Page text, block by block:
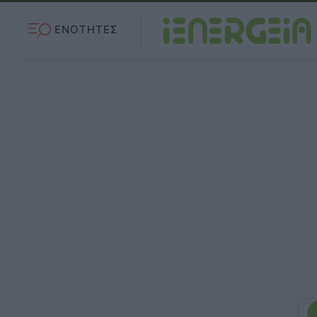
ΕΝΟΤΗΤΕΣ